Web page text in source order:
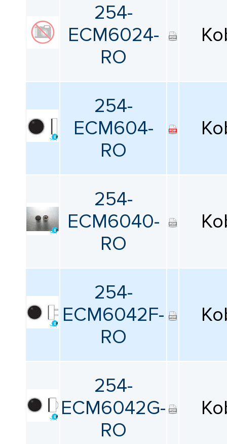
254-
ECM6024-
RO
254-
ECM604-
RO
254-
ECM6040-
RO
254-
ECM6042F-
RO
254-
ECM6042G-
RO